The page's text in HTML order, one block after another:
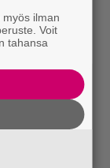
ilman
Voit
tahansa